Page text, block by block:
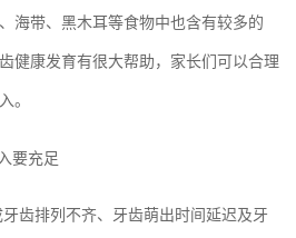
海带、黑木耳等食物中也含有较多的
健康发育有很大帮助，家长们可以合理
。
要充足
齿排列不齐、牙齿萌出时间延迟及牙